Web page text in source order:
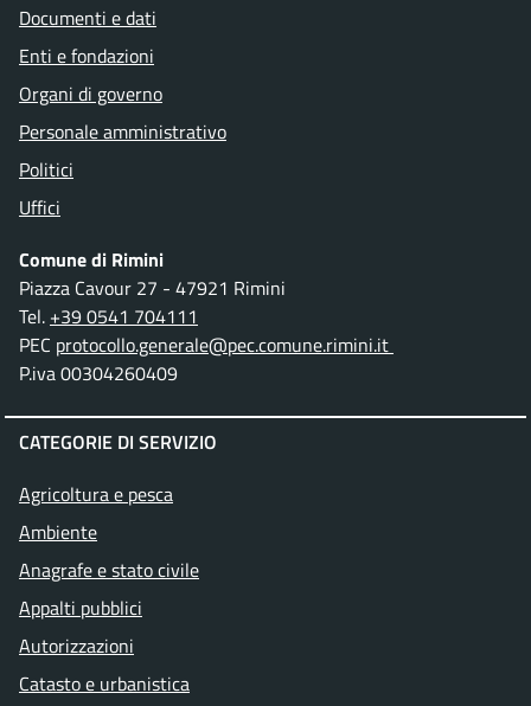
Documenti e dati
Enti e fondazioni
Organi di governo
Personale amministrativo
Politici
Uffici
Comune di Rimini
Piazza Cavour 27 - 47921 Rimini
Tel. +39 0541 704111
PEC protocollo.generale@pec.comune.rimini.it
P.iva 00304260409
CATEGORIE DI SERVIZIO
Agricoltura e pesca
Ambiente
Anagrafe e stato civile
Appalti pubblici
Autorizzazioni
Catasto e urbanistica